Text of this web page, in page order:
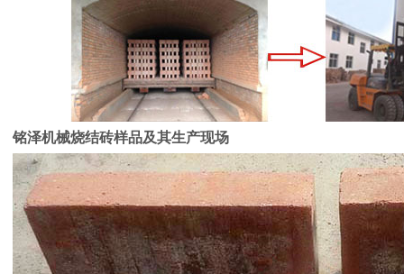
铭泽机械烧结砖样品及其生产现场